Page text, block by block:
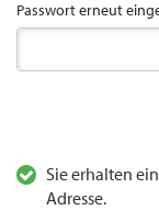
Passwort erneut
Sie erhalten
Adresse.